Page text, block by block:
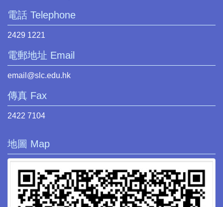
電話 Telephone
2429 1221
電郵地址 Email
email@slc.edu.hk
傳真 Fax
2422 7104
地圖 Map